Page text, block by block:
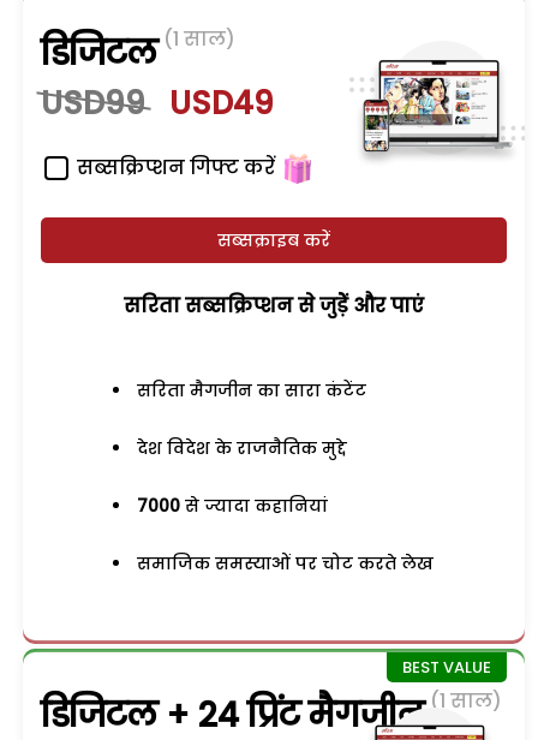
डिजिटल (1 साल)
USD99 USD49
सब्सक्रिप्शन गिफ्ट करें
सब्सक्राइब करें
सरिता सब्सक्रिप्शन से जुड़ेें और पाएं
सरिता मैगजीन का सारा कंटेंट
देश विदेश के राजनैतिक मुद्दे
7000 से ज्यादा कहानियां
समाजिक समस्याओं पर चोट करते लेख
डिजिटल + 24 प्रिंट मैगजीन (1 साल)